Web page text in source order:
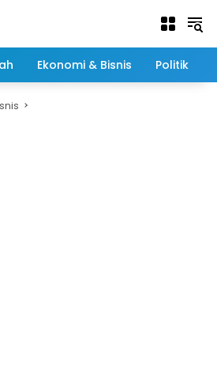
Ekonomi & Bisnis Politik